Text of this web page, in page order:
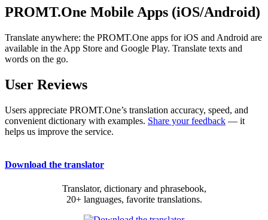
PROMT.One Mobile Apps (iOS/Android)
Translate anywhere: the PROMT.One apps for iOS and Android are
available in the App Store and Google Play. Translate texts and
words on the go.
User Reviews
Users appreciate PROMT.One’s translation accuracy, speed, and
convenient dictionary with examples. Share your feedback — it
helps us improve the service.
Download the translator
Translator, dictionary and phrasebook,
20+ languages, favorite translations.